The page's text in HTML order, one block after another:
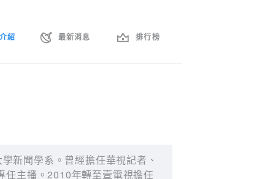
紹 最新消息 排行榜
新聞學系。曾經擔任華視記者、
任主播。2010年轉至壹電視擔任